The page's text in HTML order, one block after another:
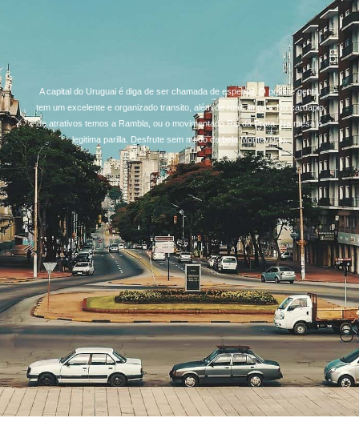
A capital do Uruguai é diga de ser chamada de especial. O povo é gentil,
tem um excelente e organizado transito, além de ruas limpas. No cardápio
de atrativos temos a Rambla, ou o movimentado Rio da Prata. Na mesa a
legitima parilla. Desfrute sem medo da bela Montevidéu.